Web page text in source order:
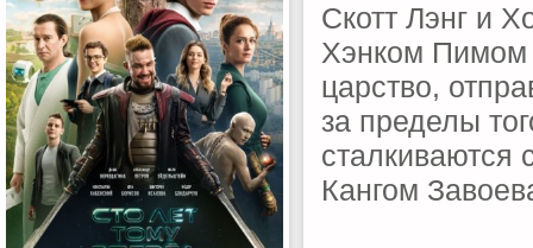
Скотт Лэнг и
Хэнком Пимом
царство,
за пределы
сталкиваются
Кангом